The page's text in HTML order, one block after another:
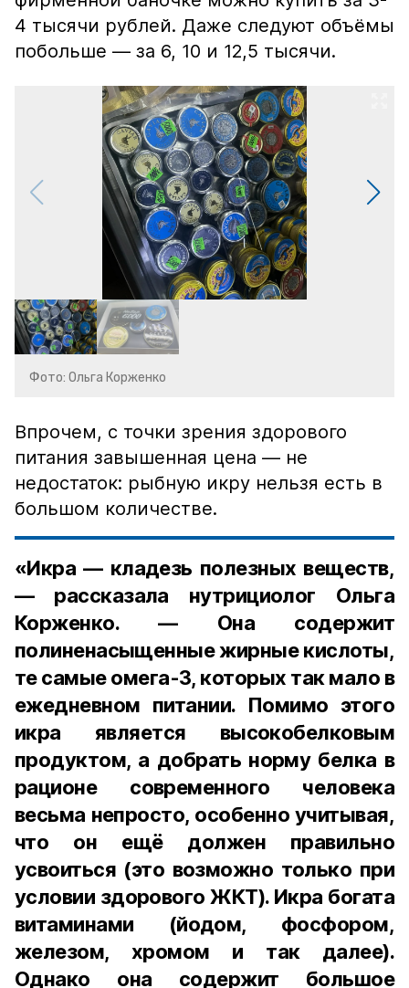
4 тысячи рублей. Даже следуют объёмы
побольше — за 6, 10 и 12,5 тысячи.
Фото: Ольга Корженко
Впрочем, с точки зрения здорового
питания завышенная цена — не
недостаток: рыбную икру нельзя есть в
большом количестве.
«Икра — кладезь полезных веществ,
— рассказала нутрициолог Ольга
Корженко. — Она содержит
полиненасыщенные жирные кислоты,
те самые омега-3, которых так мало в
ежедневном питании. Помимо этого
икра является высокобелковым
продуктом, а добрать норму белка в
рационе современного человека
весьма непросто, особенно учитывая,
что он ещё должен правильно
усвоиться (это возможно только при
условии здорового ЖКТ). Икра богата
витаминами (йодом, фосфором,
железом, хромом и так далее).
Однако она содержит большое